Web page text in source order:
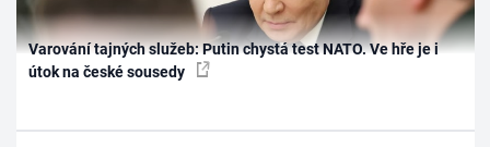
Varování tajných služeb: Putin chystá test NATO. Ve hře je i
útok na české sousedy